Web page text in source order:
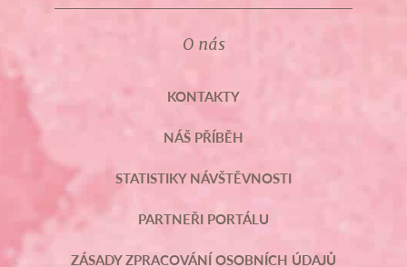
O nás
KONTAKTY
NÁŠ PŘÍBĚH
STATISTIKY NÁVŠTĚVNOSTI
PARTNEŘI PORTÁLU
ZÁSADY ZPRACOVÁNÍ OSOBNÍCH ÚDAJŮ